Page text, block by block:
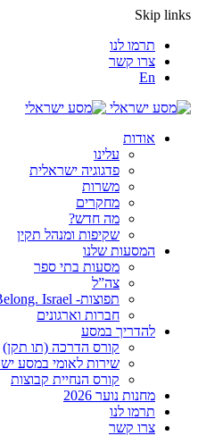
Skip links
תרמו לנו
צרו קשר
En
אודות
עלינו
פדגוגיה ישראלית
משרות
מחקרים
מה חדש?
שקיפות ומנהל תקין
המסעות שלנו
מסעות בתי ספר
צה”ל
תפוצות- I Belong. Israel
חברות וארגונים
להדריך במסע
קורס הדרכה (תו תקן)
שירות לאומי במסע
קורס הנחיית קבוצות
מחנות נוער 2026
תרמו לנו
צרו קשר